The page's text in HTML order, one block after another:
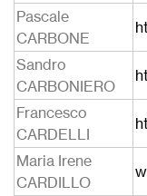
Pascale
CARBONE
Sandro
CARBONIERO
Francesco
CARDELLI
Maria Irene
CARDILLO